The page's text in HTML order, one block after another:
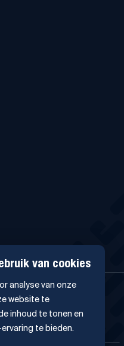
van cookies
analyse van onze
website te
inhoud te tonen en
te bieden.